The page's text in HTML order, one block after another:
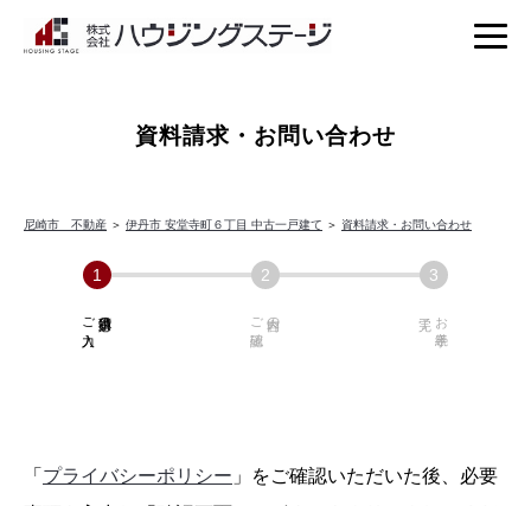
資料請求・お問い合わせ
尼崎市 不動産 ＞ 伊丹市 安堂寺町６丁目 中古一戸建て ＞ 資料請求・お問い合わせ
必須項目の
ご入力 内容の
ご確認 お手続き
「 プライバシーポリシー 」をご確認いただいた後、必要